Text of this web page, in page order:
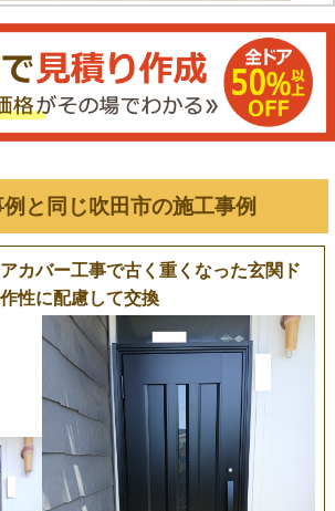
と同じ吹田市の施工事例
カバー工事で古く重くなった玄関ド
性に配慮して交換